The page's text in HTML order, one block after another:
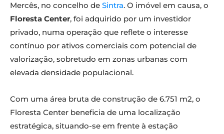
Mercês, no concelho de Sintra. O imóvel em causa, o
Floresta Center, foi adquirido por um investidor
privado, numa operação que reflete o interesse
contínuo por ativos comerciais com potencial de
valorização, sobretudo em zonas urbanas com
elevada densidade populacional.
Com uma área bruta de construção de 6.751 m2, o
Floresta Center beneficia de uma localização
estratégica, situando-se em frente à estação